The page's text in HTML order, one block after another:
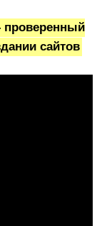
проверенный
сайтов